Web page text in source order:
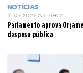
NOTÍCIAS
31.07.2026 ÀS 14H02
Parlamento aprova
despesa pública